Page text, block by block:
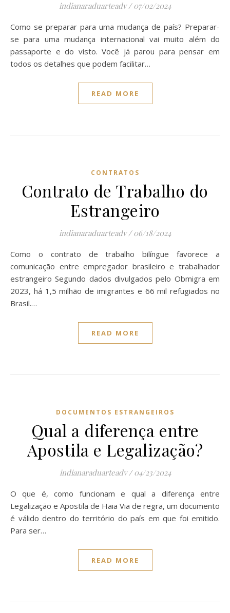
indianaraduarteadv / 07/02/2024
Como se preparar para uma mudança de país? Preparar-
se para uma mudança internacional vai muito além do
passaporte e do visto. Você já parou para pensar em
todos os detalhes que podem facilitar…
READ MORE
CONTRATOS
Contrato de Trabalho do
Estrangeiro
indianaraduarteadv / 06/18/2024
Como o contrato de trabalho bilíngue favorece a
comunicação entre empregador brasileiro e trabalhador
estrangeiro Segundo dados divulgados pelo Obmigra em
2023, há 1,5 milhão de imigrantes e 66 mil refugiados no
Brasil.…
READ MORE
DOCUMENTOS ESTRANGEIROS
Qual a diferença entre
Apostila e Legalização?
indianaraduarteadv / 04/23/2024
O que é, como funcionam e qual a diferença entre
Legalização e Apostila de Haia Via de regra, um documento
é válido dentro do território do país em que foi emitido.
Para ser…
READ MORE